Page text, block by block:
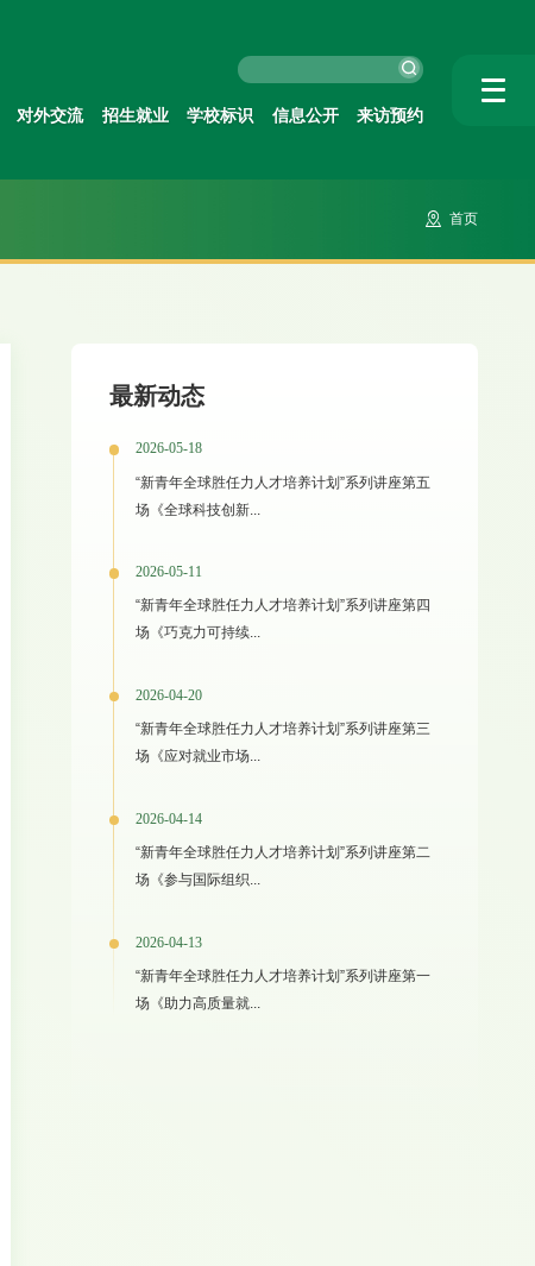
对外交流 招生就业 学校标识 信息公开 来访预约
首页
最新动态
2026-05-18
“新青年全球胜任力人才培养计划”系列讲座第五
场《全球科技创新...
2026-05-11
“新青年全球胜任力人才培养计划”系列讲座第四
场《巧克力可持续...
2026-04-20
“新青年全球胜任力人才培养计划”系列讲座第三
场《应对就业市场...
2026-04-14
“新青年全球胜任力人才培养计划”系列讲座第二
场《参与国际组织...
2026-04-13
“新青年全球胜任力人才培养计划”系列讲座第一
场《助力高质量就...